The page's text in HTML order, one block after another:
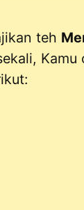
teh
Kamu